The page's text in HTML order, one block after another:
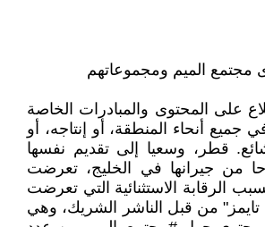
مجتمع الميم ومجموعاتهم
على المحتوى والمبادرات الخاصة
جميع أنحاء المنطقة، أو إنتاجه، أو
قطر، وسعيا إلى تقديم نفسها
من جيرانها في الخليج، تعرضت
في 2018 بسبب الرقابة الاستثنائية التي تعرضت
تايمز" من قبل الناشر الشريك، وهي